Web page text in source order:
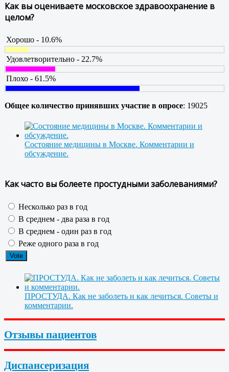
Как вы оцениваете московское здравоохранение в
целом?
Хорошо - 10.6%
Удовлетворительно - 22.7%
Плохо - 61.5%
Общее количество принявших участие в опросе: 19025
Состояние медицины в Москве. Комментарии и
обсуждение.
Как часто вы болеете простудными заболеваниями?
Несколько раз в год
В среднем - два раза в год
В среднем - один раз в год
Реже одного раза в год
ПРОСТУДА. Как не заболеть и как лечиться. Советы и
комментарии.
Отзывы пациентов
Диспансеризация